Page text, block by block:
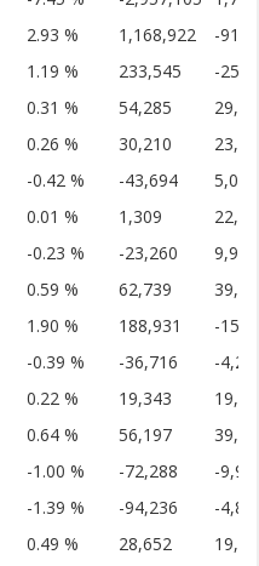
2.93 % 1,168,922
-
1.19 % 233,545
-
0.31 % 54,285
0.26 % 30,210
-0.42 % -43,694
5,000
0.01 % 1,309
-0.23 % -23,260
9,999
0.59 % 62,739
1.90 % 188,931
-
-0.39 % -36,716
-
0.22 % 19,343
0.64 % 56,197
-1.00 % -72,288
-
-1.39 % -94,236
-
0.49 % 28,652